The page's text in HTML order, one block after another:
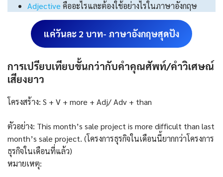
Adjective คืออะไรและต้องใช้อย่างไรในภาษาอังกฤษ
แค่วันละ 2 บาท- ภาษาอังกฤษสุดปัง
การเปรียบเทียบขั้นกว่ากับคำคุณศัพท์/คำวิเศษณ์
เสียงยาว
โครงสร้าง: S + V + more + Adj/ Adv + than
ตัวอย่าง: This month’s sale project is more difficult than last
month’s sale project. (โครงการธุรกิจในเดือนนี้ยากกว่าโครงการ
ธุรกิจในเดือนที่แล้ว)
หมายเหตุ: